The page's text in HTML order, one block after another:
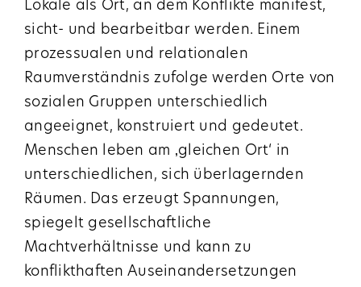
Lokale als Ort, an dem Konflikte manifest,
sicht- und bearbeitbar werden. Einem
prozessualen und relationalen
Raumverständnis zufolge werden Orte von
sozialen Gruppen unterschiedlich
angeeignet, konstruiert und gedeutet.
Menschen leben am ‚gleichen Ort‘ in
unterschiedlichen, sich überlagernden
Räumen. Das erzeugt Spannungen,
spiegelt gesellschaftliche
Machtverhältnisse und kann zu
konflikthaften Auseinandersetzungen